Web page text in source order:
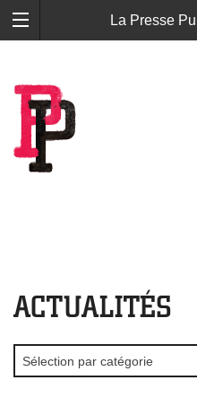
La Presse
ACTUALITÉS